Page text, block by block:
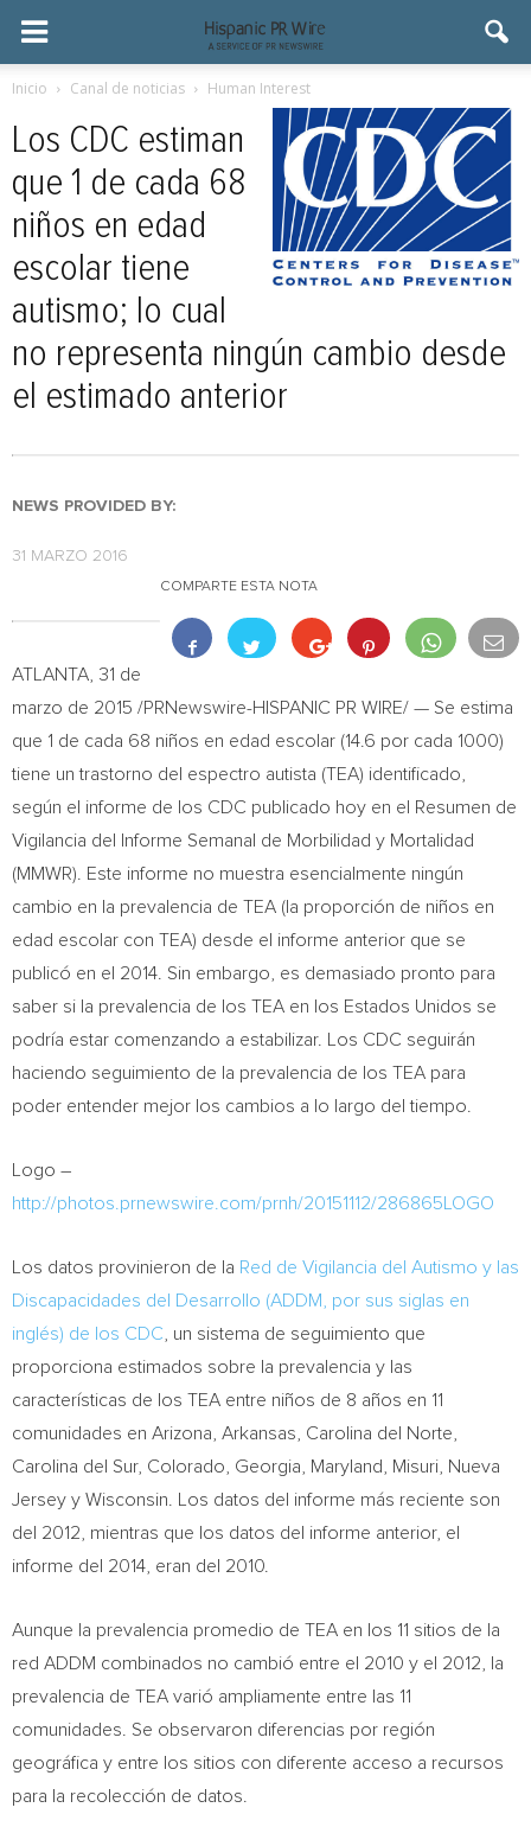
Inicio Canal de noticias Human Interest
Los CDC estiman
que 1 de cada 68
niños en edad
escolar tiene
autismo; lo cual
no representa ningún cambio desde
el estimado anterior
NEWS PROVIDED BY:
31 MARZO 2016
COMPARTE ESTA NOTA
ATLANTA , 31 de
marzo de 2015 /PRNewswire-HISPANIC PR WIRE/ — Se estima
que 1 de cada 68 niños en edad escolar (14.6 por cada 1000)
tiene un trastorno del espectro autista (TEA) identificado,
según el informe de los CDC publicado hoy en el Resumen de
Vigilancia del Informe Semanal de Morbilidad y Mortalidad
(MMWR). Este informe no muestra esencialmente ningún
cambio en la prevalencia de TEA (la proporción de niños en
edad escolar con TEA) desde el informe anterior que se
publicó en el 2014. Sin embargo, es demasiado pronto para
saber si la prevalencia de los TEA en los Estados Unidos se
podría estar comenzando a estabilizar. Los CDC seguirán
haciendo seguimiento de la prevalencia de los TEA para
poder entender mejor los cambios a lo largo del tiempo.
Logo –
http://photos.prnewswire.com/prnh/20151112/286865LOGO
Los datos provinieron de la Red de Vigilancia del Autismo y las
Discapacidades del Desarrollo (ADDM, por sus siglas en
inglés) de los CDC , un sistema de seguimiento que
proporciona estimados sobre la prevalencia y las
características de los TEA entre niños de 8 años en 11
comunidades en Arizona Arkansas Carolina del Norte
Carolina del Sur, Colorado Georgia Maryland , Misuri,
Nueva
Jersey y Wisconsin . Los datos del informe más reciente son
del 2012, mientras que los datos del informe anterior, el
informe del 2014, eran del 2010.
Aunque la prevalencia promedio de TEA en los 11 sitios de la
red ADDM combinados no cambió entre el 2010 y el 2012, la
prevalencia de TEA varió ampliamente entre las 11
comunidades. Se observaron diferencias por región
geográfica y entre los sitios con diferente acceso a recursos
para la recolección de datos.